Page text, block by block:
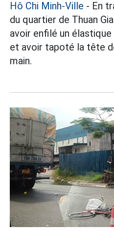
Hô Chi Minh-Ville - En
du quartier de Thuan
avoir enfilé un
et avoir tapoté la tête
main.